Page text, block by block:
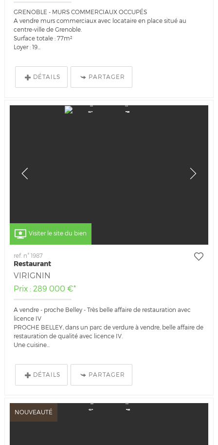
GRENOBLE - MURS COMMERCIAUX OCCUPÉS
A vendre murs commerciaux avec locataire en place situé au
centre-ville de Grenoble.
Surface totale : 77m²
Loyer : 19...
DÉTAILS PARTAGER
Visiter le site du bien
ref. n° 1987
Restaurant
VIRIGNIN
Prix : 289 000 €*
A vendre - proche Belley - Très belle affaire de restauration avec
licence IV
PROCHE BELLEY, dans un parc de verdure à vendre, belle affaire de
restauration de qualité avec licence IV.
Une cuisine...
DÉTAILS PARTAGER
NOUVEAUTÉ